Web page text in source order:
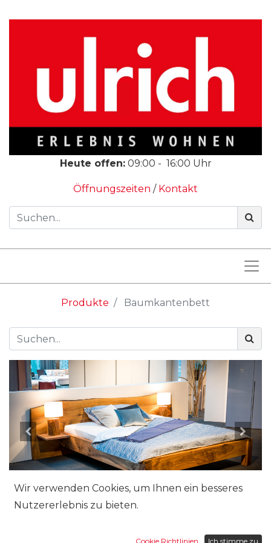
Heute offen: 09:00 - 16:00 Uhr
Öffnungszeiten / Kontakt
Produkte Baumkantenbett
Wir verwenden Cookies, um Ihnen ein besseres
Nutzererlebnis zu bieten.
Cookie Richtlinien Ich stimme zu